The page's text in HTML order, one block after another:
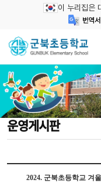
이 누리집은
운영게시판
2024. 군북초등학교 겨